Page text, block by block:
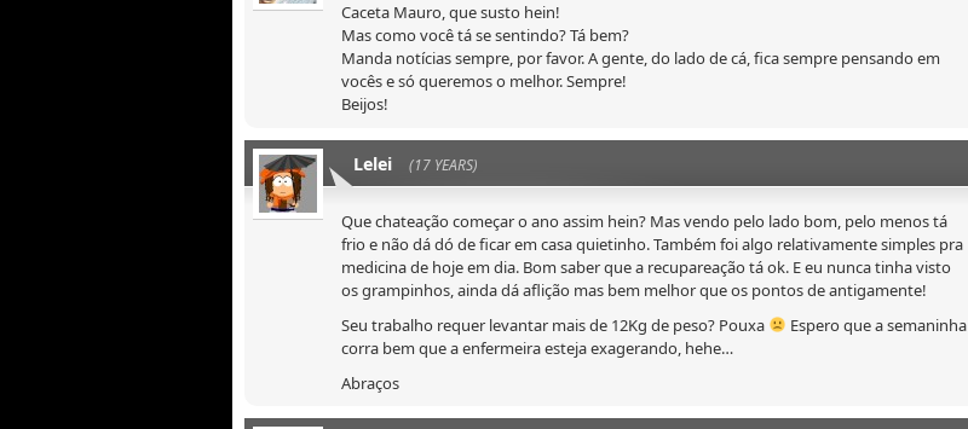
Caceta Mauro, que susto hein!
Mas como você tá se sentindo? Tá bem?
Manda notícias sempre, por favor. A gente, do lado de cá, fica sempre pensando em
vocês e só queremos o melhor. Sempre!
Beijos!
Lelei (17 YEARS)
Que chateação começar o ano assim hein? Mas vendo pelo lado bom, pelo menos tá
frio e não dá dó de ficar em casa quietinho. Também foi algo relativamente simples pra
medicina de hoje em dia. Bom saber que a recupareação tá ok. E eu nunca tinha visto
os grampinhos, ainda dá aflição mas bem melhor que os pontos de antigamente!
Seu trabalho requer levantar mais de 12Kg de peso? Pouxa
Espero que a semaninha
corra bem que a enfermeira esteja exagerando, hehe…
Abraços